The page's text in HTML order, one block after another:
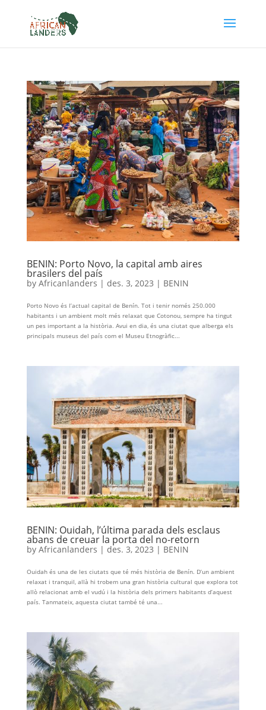
BENIN: Porto Novo, la capital amb aires
brasilers del país
by Africanlanders | des. 3, 2023 | BENIN
Porto Novo és l’actual capital de Benín. Tot i tenir només 250.000
habitants i un ambient molt més relaxat que Cotonou, sempre ha tingut
un pes important a la història. Avui en dia, és una ciutat que alberga els
principals museus del país com el Museu Etnogràfic...
BENIN: Ouidah, l’última parada dels esclaus
abans de creuar la porta del no-retorn
by Africanlanders | des. 3, 2023 | BENIN
Ouidah és una de les ciutats que té més història de Benín. D’un ambient
relaxat i tranquil, allà hi trobem una gran història cultural que explora tot
allò relacionat amb el vudú i la història dels primers habitants d’aquest
país. Tanmateix, aquesta ciutat també té una...